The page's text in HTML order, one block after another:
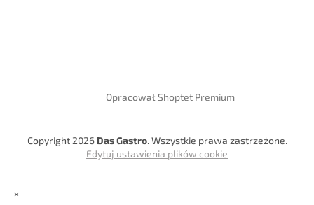
Opracował Shoptet Premium
Copyright 2026 Das Gastro. Wszystkie prawa zastrzeżone.
Edytuj ustawienia plików cookie
×